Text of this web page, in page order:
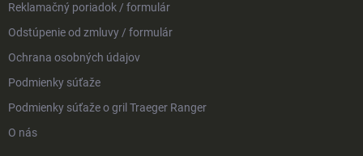
Reklamačný poriadok / formulár
Odstúpenie od zmluvy / formulár
Ochrana osobných údajov
Podmienky súťaže
Podmienky súťaže o gril Traeger Ranger
O nás